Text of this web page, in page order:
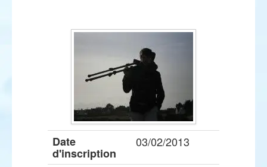
Date
d'inscription
03/02/2013